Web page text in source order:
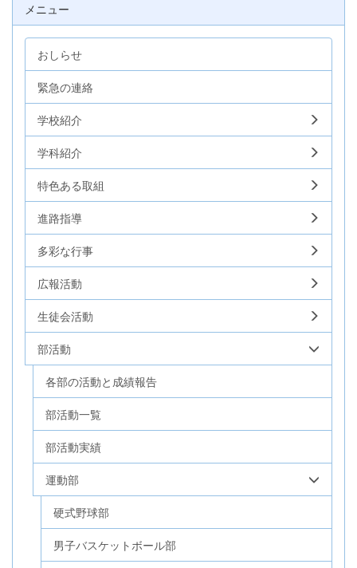
メニュー
おしらせ
緊急の連絡
学校紹介
学科紹介
特色ある取組
進路指導
多彩な行事
広報活動
生徒会活動
部活動
各部の活動と成績報告
部活動一覧
部活動実績
運動部
硬式野球部
男子バスケットボール部